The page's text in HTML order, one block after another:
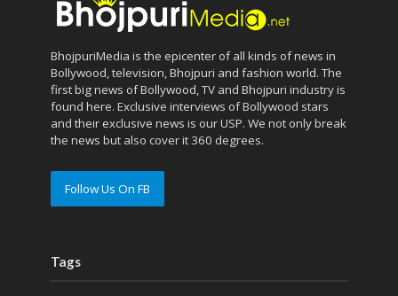
BhojpuriMedia is the epicenter of all kinds of news in
Bollywood, television, Bhojpuri and fashion world. The
first big news of Bollywood, TV and Bhojpuri industry is
found here. Exclusive interviews of Bollywood stars
and their exclusive news is our USP. We not only break
the news but also cover it 360 degrees.
Follow Us On FB
Tags